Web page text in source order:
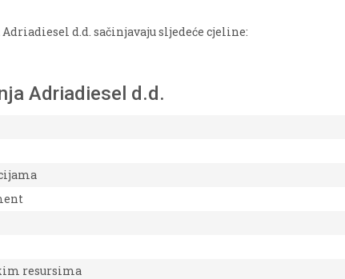
d.d. sačinjavaju sljedeće cjeline:
Adriadiesel d.d.
resursima